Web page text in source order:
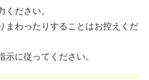
ください。
まわったりすることはお控えくだ
示に従ってください。